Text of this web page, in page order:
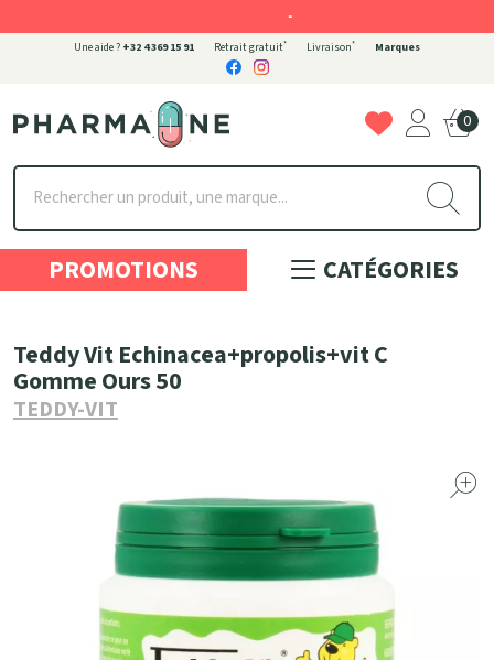
Une aide ? +32 4 369 15 91 Retrait gratuit* Livraison* Marques
Pharmaone Votre pharmacie en ligne à votre service
0
PROMOTIONS CATÉGORIES
Teddy Vit Echinacea+propolis+vit C
Gomme Ours 50
TEDDY-VIT